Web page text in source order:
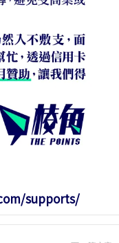
supports/